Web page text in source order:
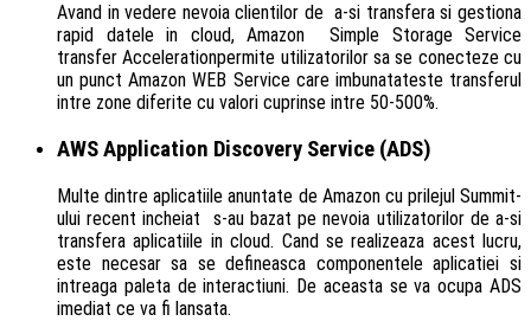
Avand in vedere nevoia clientilor de a-si transfera si gestiona
rapid datele in cloud, Amazon Simple Storage Service
transfer Accelerationpermite utilizatorilor sa se conecteze cu
un punct Amazon WEB Service care imbunatateste transferul
intre zone diferite cu valori cuprinse intre 50-500%.
AWS Application Discovery Service (ADS)
Multe dintre aplicatiile anuntate de Amazon cu prilejul Summit-
ului recent incheiat s-au bazat pe nevoia utilizatorilor de a-si
transfera aplicatiile in cloud. Cand se realizeaza acest lucru,
este necesar sa se defineasca componentele aplicatiei si
intreaga paleta de interactiuni. De aceasta se va ocupa ADS
imediat ce va fi lansata.